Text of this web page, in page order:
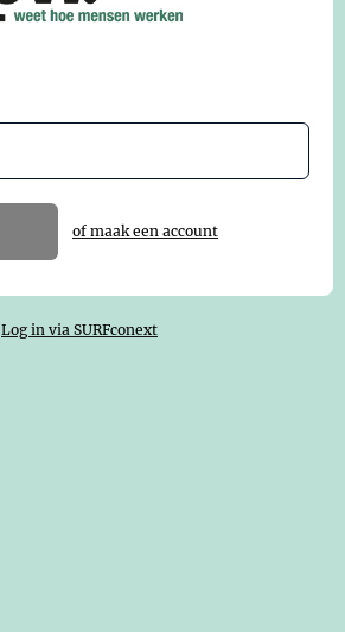
of maak een account
Log in via SURFconext